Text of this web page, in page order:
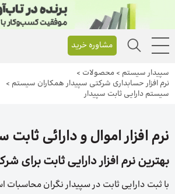
مشاوره خرید
سپیدار سیستم > محصولات >
نرم افزار حسابداری شرکتی سپیدار همکاران سیستم >
سیستم دارایی ثابت سپیدار
نرم افزار اموال و دارائی ثابت
بهترین نرم افزار دارایی ثابت برای
با ثبت دارایی ثابت در سپیدار نگران محاسبات